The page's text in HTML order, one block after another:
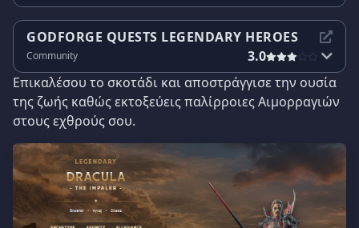
GODFORGE QUESTS LEGENDARY HEROES
Community
3.0
Επικαλέσου το σκοτάδι και αποστράγγισε την ουσία
της ζωής καθώς εκτοξεύεις παλίρροιες Αιμορραγιών
στους εχθρούς σου.